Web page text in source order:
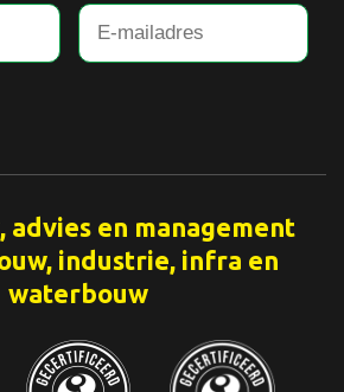
advies en management
industrie, infra en
waterbouw